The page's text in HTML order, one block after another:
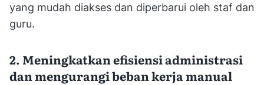
yang mudah diakses dan diperbarui oleh staf dan
guru.
2. Meningkatkan efisiensi administrasi
dan mengurangi beban kerja manual